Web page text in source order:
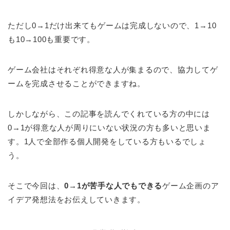
ただし0→1だけ出来てもゲームは完成しないので、1→10
も10→100も重要です。
ゲーム会社はそれぞれ得意な人が集まるので、協力してゲ
ームを完成させることができますね。
しかしながら、この記事を読んでくれている方の中には
0→1が得意な人が周りにいない状況の方も多いと思いま
す。1人で全部作る個人開発をしている方もいるでしょ
う。
そこで今回は、0→1が苦手な人でもできるゲーム企画のア
イデア発想法をお伝えしていきます。